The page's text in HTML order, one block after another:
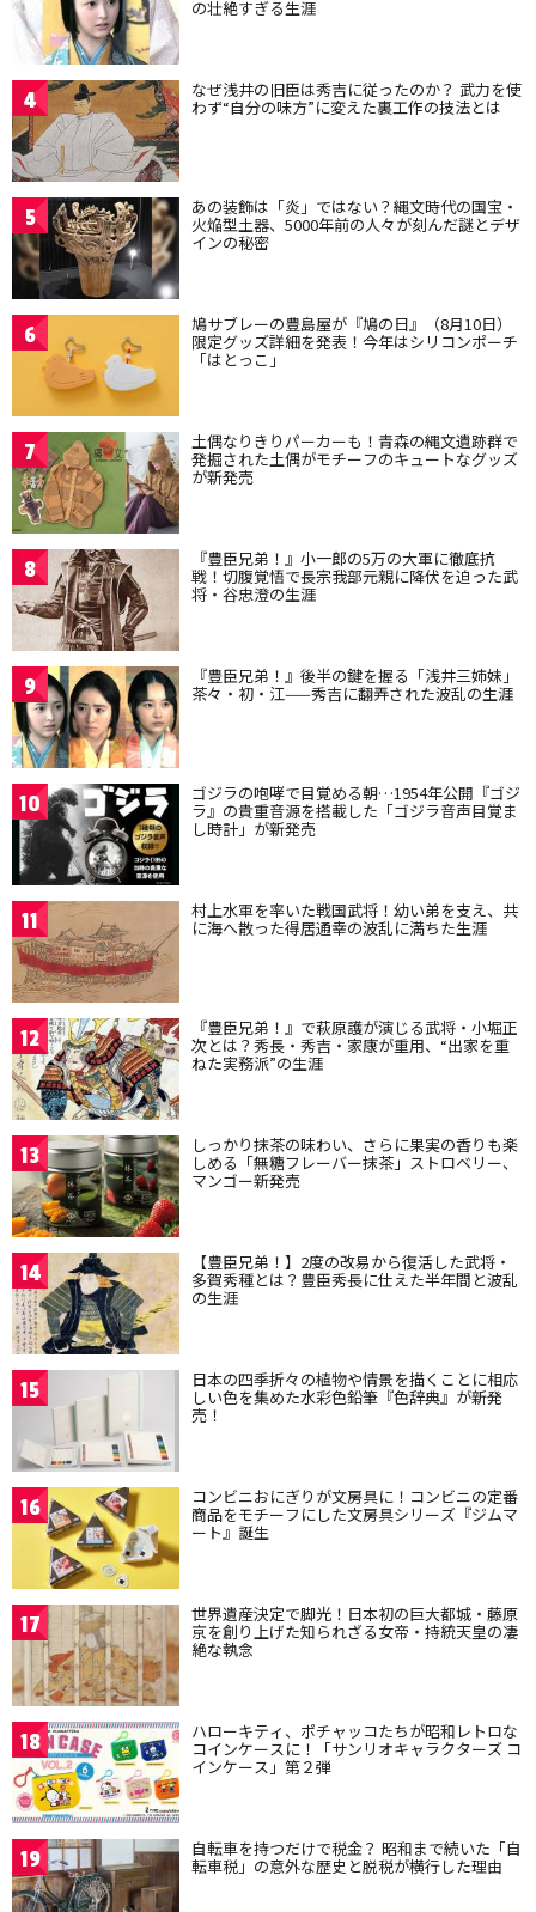
の壮絶すぎる生涯
4 なぜ浅井の旧臣は秀吉に従ったのか？ 武力を使
わず“自分の味方”に変えた裏工作の技法とは
5 あの装飾は「炎」ではない？縄文時代の国宝・
火焔型土器、5000年前の人々が刻んだ謎とデザ
インの秘密
6 鳩サブレーの豊島屋が『鳩の日』（8月10日）
限定グッズ詳細を発表！今年はシリコンポーチ
「はとっこ」
7 土偶なりきりパーカーも！青森の縄文遺跡群で
発掘された土偶がモチーフのキュートなグッズ
が新発売
8 『豊臣兄弟！』小一郎の5万の大軍に徹底抗
戦！切腹覚悟で長宗我部元親に降伏を迫った武
将・谷忠澄の生涯
9 『豊臣兄弟！』後半の鍵を握る「浅井三姉妹」
茶々・初・江——秀吉に翻弄された波乱の生涯
10 ゴジラの咆哮で目覚める朝…1954年公開『ゴジ
ラ』の貴重音源を搭載した「ゴジラ音声目覚ま
し時計」が新発売
11 村上水軍を率いた戦国武将！幼い弟を支え、共
に海へ散った得居通幸の波乱に満ちた生涯
12 『豊臣兄弟！』で萩原護が演じる武将・小堀正
次とは？秀長・秀吉・家康が重用、“出家を重
ねた実務派”の生涯
13 しっかり抹茶の味わい、さらに果実の香りも楽
しめる「無糖フレーバー抹茶」ストロベリー、
マンゴー新発売
14 【豊臣兄弟！】2度の改易から復活した武将・
多賀秀種とは？豊臣秀長に仕えた半年間と波乱
の生涯
15 日本の四季折々の植物や情景を描くことに相応
しい色を集めた水彩色鉛筆『色辞典』が新発
売！
16 コンビニおにぎりが文房具に！コンビニの定番
商品をモチーフにした文房具シリーズ『ジムマ
ート』誕生
17 世界遺産決定で脚光！日本初の巨大都城・藤原
京を創り上げた知られざる女帝・持統天皇の凄
絶な執念
18 ハローキティ、ポチャッコたちが昭和レトロな
コインケースに！「サンリオキャラクターズ コ
インケース」第２弾
19 自転車を持つだけで税金？ 昭和まで続いた「自
転車税」の意外な歴史と脱税が横行した理由